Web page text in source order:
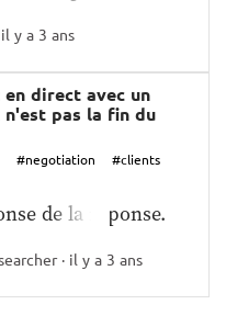
y a 3 ans
en direct avec un
pas la fin du
#negotiation #clients
de la réponse.
· il y a 3 ans